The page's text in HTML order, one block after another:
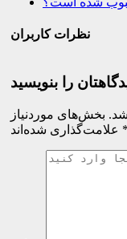
نظرات کاربران
را بنویسید
بخش‌های موردنیاز
*